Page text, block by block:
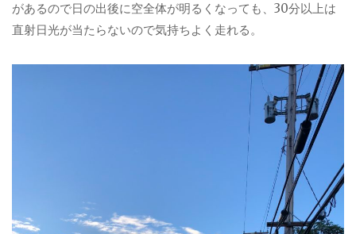
があるので日の出後に空全体が明るくなっても、30分以上は
直射日光が当たらないので気持ちよく走れる。